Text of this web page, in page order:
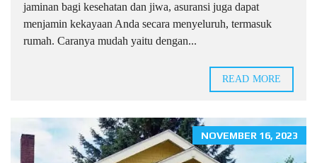
jaminan bagi kesehatan dan jiwa, asuransi juga dapat
menjamin kekayaan Anda secara menyeluruh, termasuk
rumah. Caranya mudah yaitu dengan...
READ MORE
NOVEMBER 16, 2023